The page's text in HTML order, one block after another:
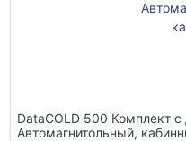
DataCOLD 500 Комплект с датчиками, ( Датчики 2 шт.),
Автомагнитольный,